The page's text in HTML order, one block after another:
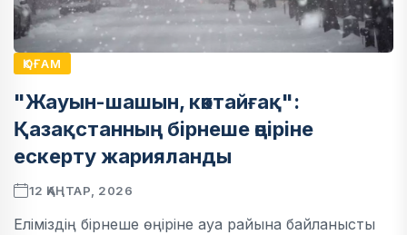
ҚОҒАМ
"Жауын-шашын, көктайғақ":
Қазақстанның бірнеше өңіріне
ескерту жарияланды
12 ҚАҢТАР, 2026
Еліміздің бірнеше өңіріне ауа райына байланысты